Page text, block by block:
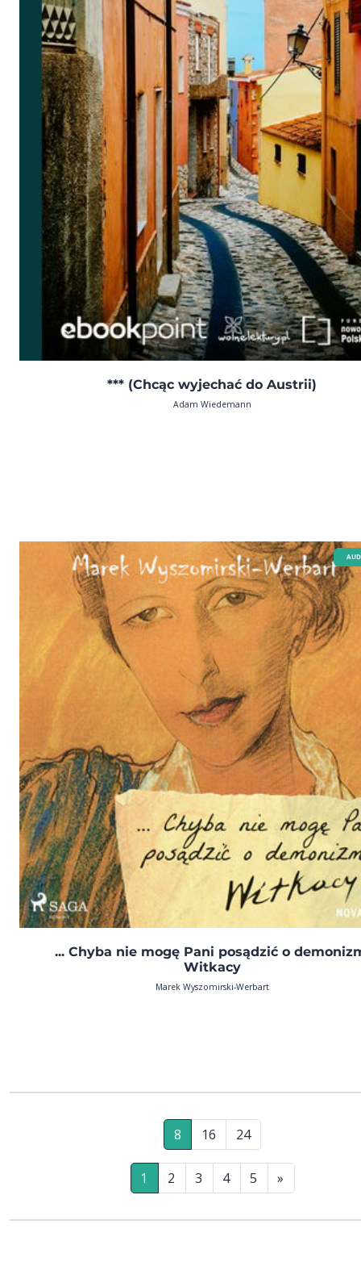
*** (Chcąc wyjechać do Austrii)
Adam Wiedemann
... Chyba nie mogę Pani posądzić o
Witkacy
Marek Wyszomirski-Werbart
8 16 24
1 2 3 4 5 »